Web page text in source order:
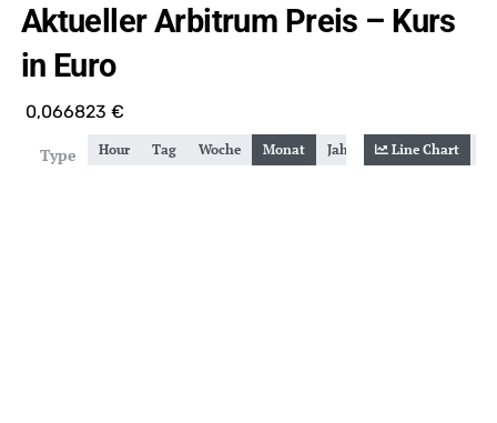
Aktueller Arbitrum Preis – Kurs
in Euro
0,066823 €
Zoom Hour Tag Woche Monat Jahr Gesamt
Type Line Chart